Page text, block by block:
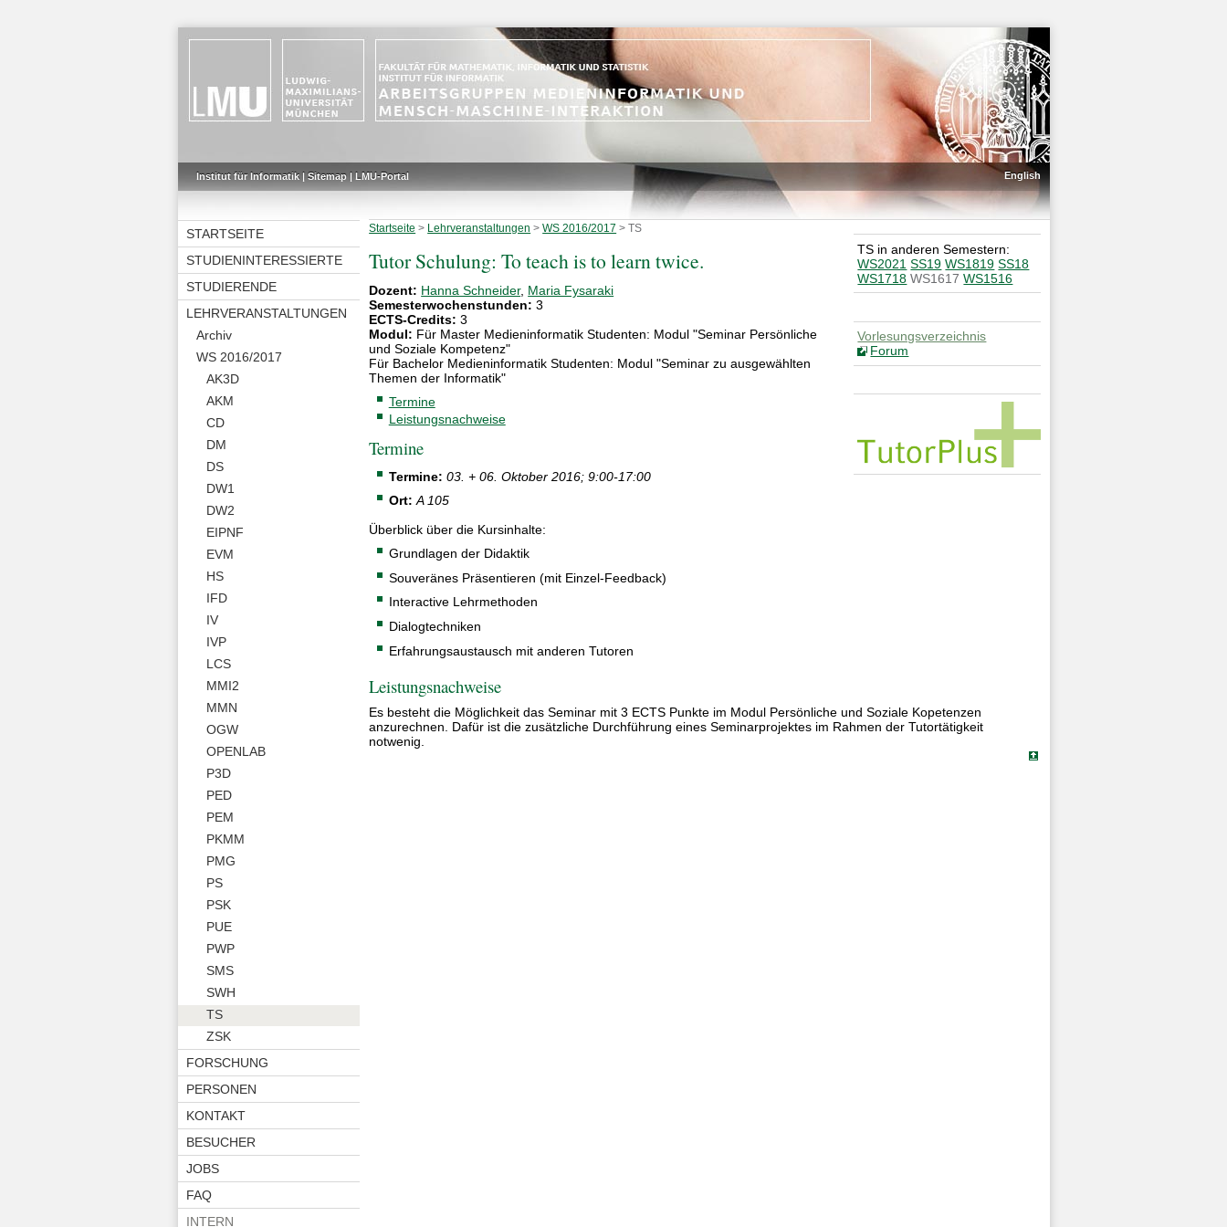
Institut für Informatik| Sitemap| LMU-Portal English
STARTSEITE
STUDIENINTERESSIERTE
STUDIERENDE
LEHRVERANSTALTUNGEN
Archiv
WS 2016/2017
AK3D
AKM
CD
DM
DS
DW1
DW2
EIPNF
EVM
HS
IFD
IV
IVP
LCS
MMI2
MMN
OGW
OPENLAB
P3D
PED
PEM
PKMM
PMG
PS
PSK
PUE
PWP
SMS
SWH
TS
ZSK
FORSCHUNG
PERSONEN
KONTAKT
BESUCHER
JOBS
FAQ
INTERN
TS in anderen Semestern:
WS2021 SS19 WS1819 SS18
WS1718 WS1617 WS1516
Startseite > Lehrveranstaltungen >WS 2016/2017 > TS
Tutor Schulung: To teach is to learn twice.
Vorlesungsverzeichnis
Forum
Dozent: Hanna Schneider, Maria Fysaraki
Semesterwochenstunden: 3
ECTS-Credits: 3
Modul: Für Master Medieninformatik Studenten: Modul "Seminar Persönliche
und Soziale Kompetenz"
Für Bachelor Medieninformatik Studenten: Modul "Seminar zu ausgewählten
Themen der Informatik"
Termine
Leistungsnachweise
Termine
Termine: 03. + 06. Oktober 2016; 9:00-17:00
Ort: A 105
Überblick über die Kursinhalte:
Grundlagen der Didaktik
Souveränes Präsentieren (mit Einzel-Feedback)
Interactive Lehrmethoden
Dialogtechniken
Erfahrungsaustausch mit anderen Tutoren
Leistungsnachweise
Es besteht die Möglichkeit das Seminar mit 3 ECTS Punkte im Modul Persönliche und Soziale Kopetenzen
anzurechnen. Dafür ist die zusätzliche Durchführung eines Seminarprojektes im Rahmen der Tutortätigkeit
notwenig.